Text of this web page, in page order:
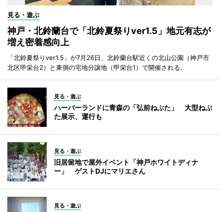
見る・遊ぶ
神戸・北鈴蘭台で「北鈴夏祭りver1.5」地元有志が
増え密着感向上
「北鈴夏祭りver1.5」が7月26日、北鈴蘭台駅近くの北山公園（神戸市
北区甲栄台2）と東側の宅地分譲地（甲栄台1）で開催される。
見る・遊ぶ
ハーバーランドに青森の「弘前ねぷた」 大型ねぷ
た展示、運行も
見る・遊ぶ
旧居留地で屋外イベント「神戸ホワイトディナ
ー」 ゲストDJにマリエさん
見る・遊ぶ